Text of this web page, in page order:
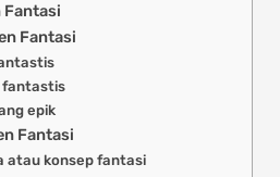
Fantasi
Fantasi
fantastis
epik
Fantasi
atau konsep fantasi